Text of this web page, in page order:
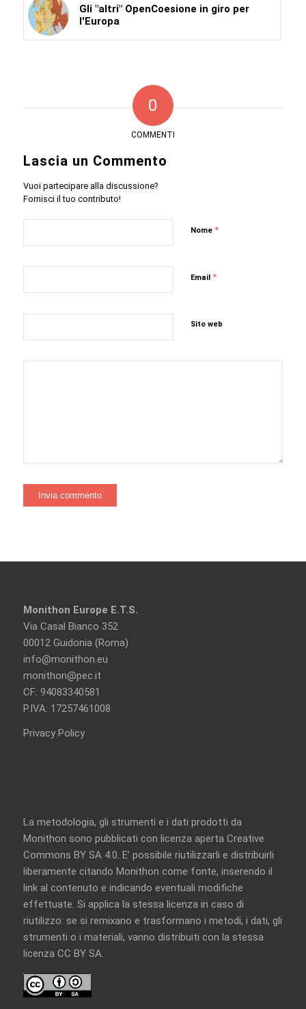
Gli "altri" OpenCoesione in giro per
l'Europa
0
COMMENTI
Lascia un Commento
Vuoi partecipare alla discussione?
Fornisci il tuo contributo!
Nome *
Email *
Sito web
Monithon Europe E.T.S.
Via Casal Bianco 352
00012 Guidonia (Roma)
info@monithon.eu
monithon@pec.it
CF: 94083340581
P.IVA: 17257461008
Privacy Policy
La metodologia, gli strumenti e i dati prodotti da
Monithon sono pubblicati con licenza aperta Creative
Commons BY SA 4.0. E’ possibile riutilizzarli e distribuirli
liberamente citando Monithon come fonte, inserendo il
link al contenuto e indicando eventuali modifiche
effettuate. Si applica la stessa licenza in caso di
riutilizzo: se si remixano e trasformano i metodi, i dati, gli
strumenti o i materiali, vanno distribuiti con la stessa
licenza CC BY SA.